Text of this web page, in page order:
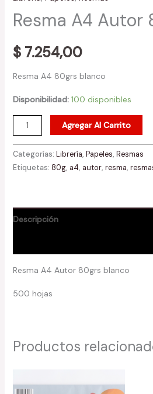
Resma A4 Autor
$7.254,00
Resma A4 80grs blanco
Disponibilidad: 100 disponibles
Agregar Al Carrito
Categorías: Librería, Papeles, Resmas
Etiquetas: 80g, a4, autor, resma,
Descripción
Resma A4 Autor 80grs blanco
500 hojas
Productos